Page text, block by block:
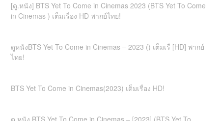
[ดู.หนัง] BTS Yet To Come in Cinemas 2023 (BTS Yet To Come
in Cinemas ) เต็มเรื่อง HD พากย์ไทย!
ดูหนังBTS Yet To Come in Cinemas – 2023 () เต็มเรื่ [HD] พากย์
ไทย!
BTS Yet To Come in Cinemas(2023) เต็มเรื่อง HD!